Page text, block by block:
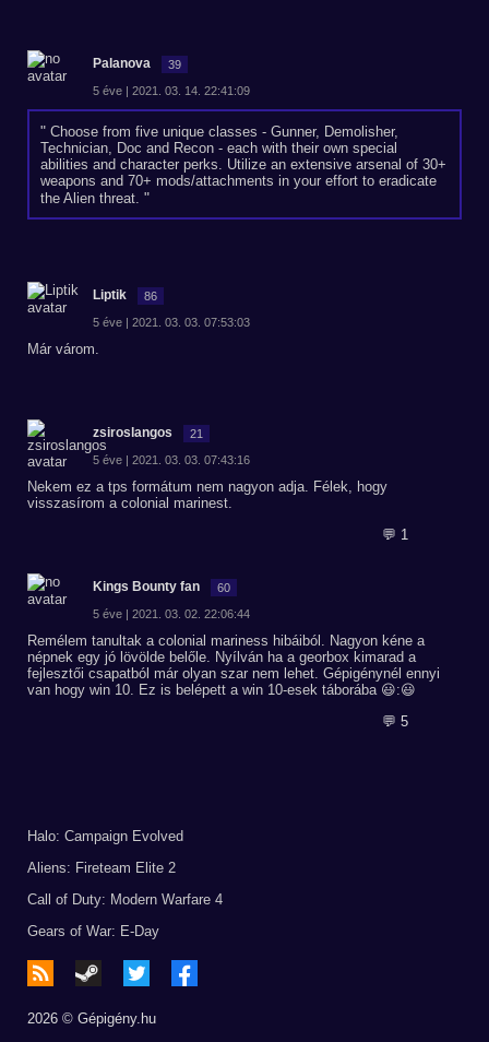
Palanova 39
5 éve | 2021. 03. 14. 22:41:09
Choose from five unique classes - Gunner, Demolisher,
Technician, Doc and Recon - each with their own special
abilities and character perks. Utilize an extensive arsenal of 30+
weapons and 70+ mods/attachments in your effort to eradicate
the Alien threat.
Liptik 86
5 éve | 2021. 03. 03. 07:53:03
Már várom.
zsiroslangos 21
5 éve | 2021. 03. 03. 07:43:16
Nekem ez a tps formátum nem nagyon adja. Félek, hogy
visszasírom a colonial marinest.
💬 1
Kings Bounty fan 60
5 éve | 2021. 03. 02. 22:06:44
Remélem tanultak a colonial mariness hibáiból. Nagyon kéne a
népnek egy jó lövölde belőle. Nyílván ha a georbox kimarad a
fejlesztői csapatból már olyan szar nem lehet. Gépigénynél ennyi
van hogy win 10. Ez is belépett a win 10-esek táborába 😃:😃
💬 5
Halo: Campaign Evolved
Aliens: Fireteam Elite 2
Call of Duty: Modern Warfare 4
Gears of War: E-Day
2026 © Gépigény.hu